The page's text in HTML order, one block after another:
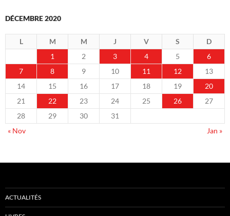
DÉCEMBRE 2020
L M M J V S
D
1
2 3 4 5
6
7
8 9 10 11 12
13
14
15 16 17 18 19
20
21
22 23 24 25 26
27
28
29 30
31
« Nov
Jan »
ACTUALITÉS